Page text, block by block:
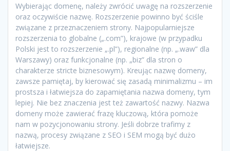
Wybierając domenę, należy zwrócić uwagę na rozszerzenie
oraz oczywiście nazwę. Rozszerzenie powinno być ściśle
związane z przeznaczeniem strony. Najpopularniejsze
rozszerzenia to globalne („.com”), krajowe (w przypadku
Polski jest to rozszerzenie „.pl”), regionalne (np. „.waw” dla
Warszawy) oraz funkcjonalne (np. „biz” dla stron o
charakterze stricte biznesowym). Kreując nazwę domeny,
zawsze pamiętaj, by kierować się zasadą minimalizmu – im
prostsza i łatwiejsza do zapamiętania nazwa domeny, tym
lepiej. Nie bez znaczenia jest też zawartość nazwy. Nazwa
domeny może zawierać frazę kluczową, która pomoże
nam w pozycjonowaniu strony. Jeśli dobrze trafimy z
nazwą, procesy związane z SEO i SEM mogą być dużo
łatwiejsze.